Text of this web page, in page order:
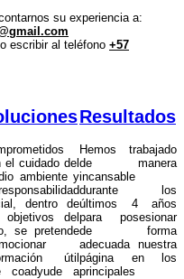
su experiencia a:
escribir al teléfono +57
el cuidado del
ambiente y
dentro de
objetivos del
se pretende
útil
coadyude a
Resultados
Hemos trabajado
de manera
incansable
durante los
últimos 4 años
para posesionar
de forma
adecuada nuestra
página en los
principales